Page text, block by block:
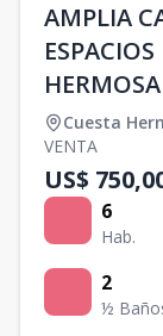
AMPLIA
HERMOSA
Cuesta
VENTA
US$
6
Hab.
2
½